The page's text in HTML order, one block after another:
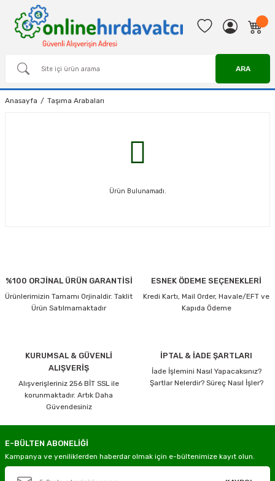
ARA
Anasayfa Taşıma Arabaları
Ürün Bulunamadı.
%100 ORJİNAL ÜRÜN GARANTİSİ
Ürünlerimizin Tamamı Orjinaldir. Taklit
Ürün Satılmamaktadır
ESNEK ÖDEME SEÇENEKLERİ
Kredi Kartı, Mail Order, Havale/EFT ve
Kapıda Ödeme
KURUMSAL & GÜVENLİ
ALIŞVERİŞ
Alışverişleriniz 256 BİT SSL ile
korunmaktadır. Artık Daha
Güvendesiniz
İPTAL & İADE ŞARTLARI
İade İşlemini Nasıl Yapacaksınız?
Şartlar Nelerdir? Süreç Nasıl İşler?
E-BÜLTEN ABONELİĞİ
Kampanya ve yeniliklerden haberdar olmak için e-bültenimize kayıt olun.